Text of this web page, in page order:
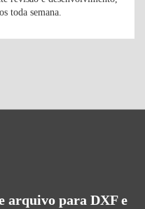
toda semana.
arquivo para DXF e